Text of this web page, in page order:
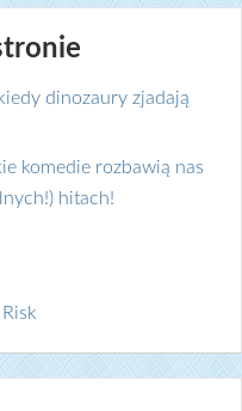
dinozaury zjadają
komedie rozbawią nas
hitach!